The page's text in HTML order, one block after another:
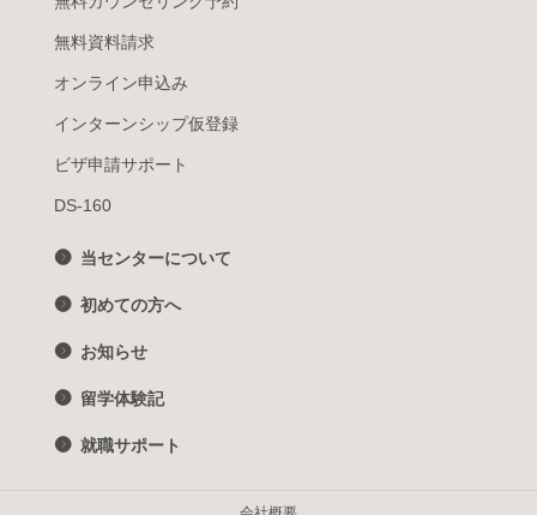
無料資料請求
オンライン申込み
インターンシップ仮登録
ビザ申請サポート
DS-160
当センターについて
初めての方へ
お知らせ
留学体験記
就職サポート